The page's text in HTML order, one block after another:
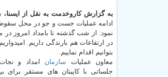
به گزارش كاروخدمت به نقل از ایسنا،
ادامه عملیات جست و جو در محل سقوط
نمود: از شب گذشته تا بامداد امروز در
در ارتفاعات هم بارندگی داریم.
بتوانیم اقدام نماییم.
معاون عملیات سازمان امداد و
جلساتی با كاپیتان های مستقر